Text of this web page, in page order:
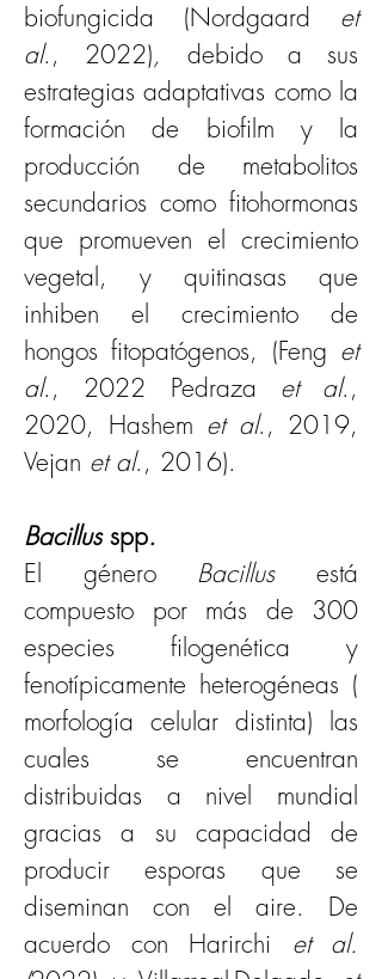
biofungicida (Nordgaard et
al., 2022), debido a sus
estrategias adaptativas como la
formación de biofilm y la
producción de metabolitos
secundarios como fitohormonas
que promueven el crecimiento
vegetal, y quitinasas que
inhiben el crecimiento de
hongos fitopatógenos, (Feng et
al., 2022 Pedraza et al.,
2020, Hashem et al., 2019,
Vejan et al., 2016).
Bacillus spp.
El género Bacillus está
compuesto por más de 300
especies filogenética y
fenotípicamente heterogéneas (
morfología celular distinta) las
cuales se encuentran
distribuidas a nivel mundial
gracias a su capacidad de
producir esporas que se
diseminan con el aire. De
acuerdo con
Harirchi et al.